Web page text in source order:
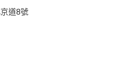
記，無最低簽賬要求，網上簽
道8號